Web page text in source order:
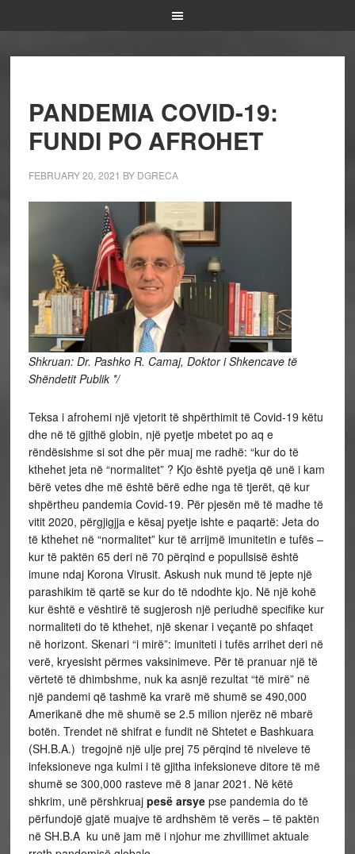
PANDEMIA COVID-19:
FUNDI PO AFROHET
FEBRUARY 20, 2021 BY DGRECA
Shkruan: Dr. Pashko R. Camaj, Doktor i Shkencave të
Shëndetit Publik */
Teksa i afrohemi një vjetorit të shpërthimit të Covid-19 këtu
dhe në të gjithë globin, një pyetje mbetet po aq e
rëndësishme si sot dhe për muaj me radhë: “kur do të
kthehet jeta në “normalitet” ? Kjo është pyetja që unë i kam
bërë vetes dhe më është bërë edhe nga të tjerët, që kur
shpërtheu pandemia Covid-19. Për pjesën më të madhe të
vitit 2020, përgjigjja e kësaj pyetje ishte e paqartë: Jeta do
të kthehet në “normalitet” kur të arrijmë imunitetin e tufës –
kur të paktën 65 deri në 70 përqind e popullsisë është
imune ndaj Korona Virusit. Askush nuk mund të jepte një
parashikim të qartë se kur do të ndodhte kjo. Në një kohë
kur është e vështirë të sugjerosh një periudhë specifike kur
normaliteti do të kthehet, një skenar i veçantë po shfaqet
në horizont. Skenari “i mirë”: imuniteti i tufës arrihet deri në
verë, kryesisht përmes vaksinimeve. Për të pranuar një të
vërtetë të dhimbshme, nuk ka asnjë rezultat “të mirë” në
një pandemi që tashmë ka vrarë më shumë se 490,000
Amerikanë dhe më shumë se 2.5 milion njerëz në mbarë
botën. Trendet në shifrat e fundit në Shtetet e Bashkuara
(SH.B.A.) tregojnë një ulje prej 75 përqind të niveleve të
infeksioneve nga kulmi i të gjitha infeksioneve ditore të më
shumë se 300,000 rasteve më 8 janar 2021. Në këtë
shkrim, unë përshkruaj pesë arsyepse pandemia do të
përfundojë gjatë muajve të ardhshëm të verës – të paktën
në SH.B.A ku unë jam më i njohur me zhvillimet aktuale